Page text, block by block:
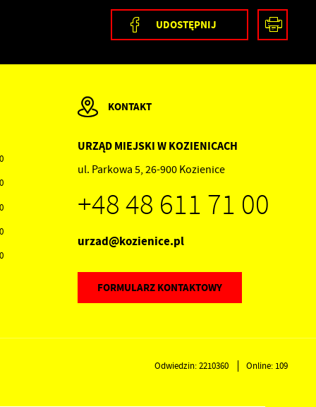
UDOSTĘPNIJ
KONTAKT
URZĄD MIEJSKI W KOZIENICACH
ul. Parkowa 5, 26-900 Kozienice
+48 48 611 71 00
urzad@kozienice.pl
FORMULARZ KONTAKTOWY
Odwiedzin: 2210360 Online: 109